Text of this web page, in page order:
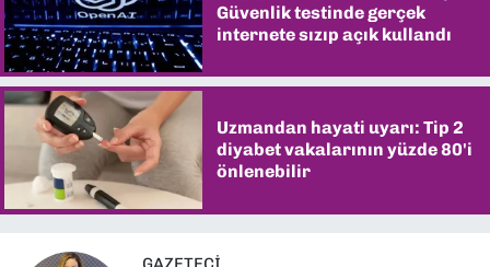
Güvenlik testinde gerçek
internete sızıp açık kullandı
Uzmandan hayati uyarı: Tip 2
diyabet vakalarının yüzde 80'i
önlenebilir